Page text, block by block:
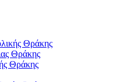
Θράκης
Θράκης
Θράκης